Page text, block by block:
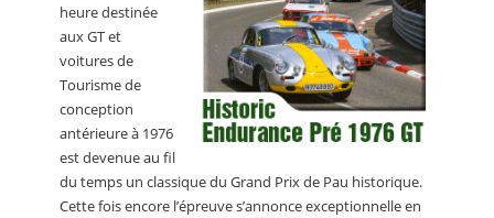
heure destinée
aux GT et
voitures de
Tourisme de
conception
antérieure à 1976
est devenue au fil
du temps un classique du Grand Prix de Pau historique.
Cette fois encore l’épreuve s’annonce exceptionnelle en